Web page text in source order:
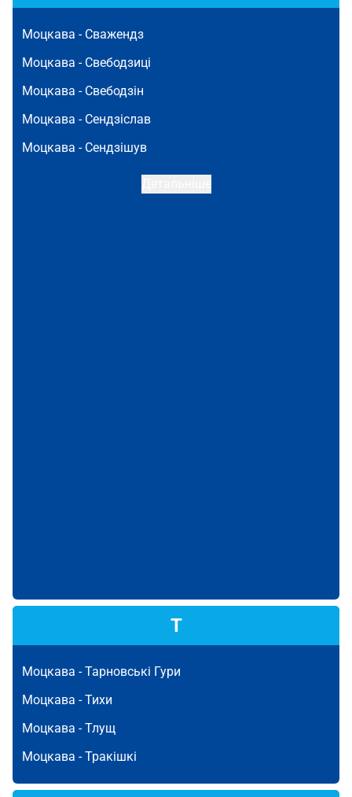
Моцкава - Сважендз
Моцкава - Свебодзиці
Моцкава - Свебодзін
Моцкава - Сендзіслав
Моцкава - Сендзішув
Т
Моцкава -Тарновські Гури
Моцкава -Тихи
Моцкава -Тлущ
Моцкава -Тракішкі